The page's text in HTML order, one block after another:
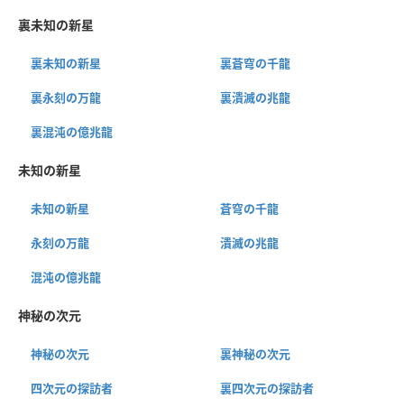
裏未知の新星
裏未知の新星 裏蒼穹の千龍
裏永刻の万龍 裏潰滅の兆龍
裏混沌の億兆龍
未知の新星
未知の新星 蒼穹の千龍
永刻の万龍 潰滅の兆龍
混沌の億兆龍
神秘の次元
神秘の次元 裏神秘の次元
四次元の探訪者 裏四次元の探訪者